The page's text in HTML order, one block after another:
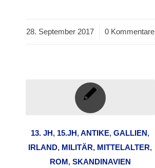
28. September 2017
/ 0 Kommentare
13. JH, 15.JH,ANTIKE,GALLIEN,
IRLAND, MILITÄR, MITTELALTER,
ROM, SKANDINAVIEN